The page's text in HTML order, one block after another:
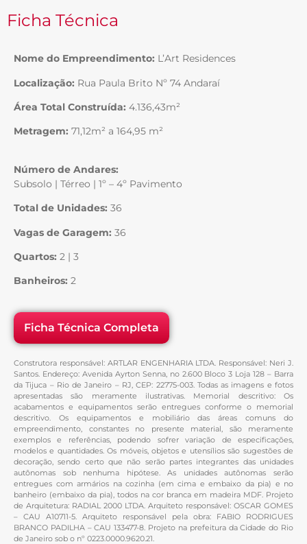
Ficha Técnica
Nome do Empreendimento: L’Art Residences
Localização: Rua Paula Brito Nº 74 Andaraí
Área Total Construída: 4.136,43m²
Metragem: 71,12m² a 164,95 m²
Número de Andares:
Subsolo | Térreo | 1º – 4º Pavimento
Total de Unidades: 36
Vagas de Garagem: 36
Quartos: 2 | 3
Banheiros: 2
Ficha Técnica Completa
Construtora responsável: ARTLAR ENGENHARIA LTDA. Responsável: Neri J.
Santos. Endereço: Avenida Ayrton Senna, no 2.600 Bloco 3 Loja 128 – Barra
da Tijuca – Rio de Janeiro – RJ, CEP: 22775-003. Todas as imagens e fotos
apresentadas são meramente ilustrativas. Memorial descritivo: Os
acabamentos e equipamentos serão entregues conforme o memorial
descritivo. Os equipamentos e mobiliário das áreas comuns do
empreendimento, constantes no presente material, são meramente
exemplos e referências, podendo sofrer variação de especificações,
modelos e quantidades. Os móveis, objetos e utensílios são sugestões de
decoração, sendo certo que não serão partes integrantes das unidades
autônomas sob nenhuma hipótese. As unidades autônomas serão
entregues com armários na cozinha (em cima e embaixo da pia) e no
banheiro (embaixo da pia), todos na cor branca em madeira MDF. Projeto
de Arquitetura: RADIAL 2000 LTDA. Arquiteto responsável: OSCAR GOMES
– CAU A10711-5. Arquiteto responsável pela obra: FABIO RODRIGUES
BRANCO PADILHA – CAU 133477-8. Projeto na prefeitura da Cidade do Rio
de Janeiro sob o nº 0223.0000.9620.21.